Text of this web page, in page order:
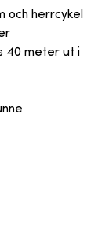
och herrcykel
40 meter ut i